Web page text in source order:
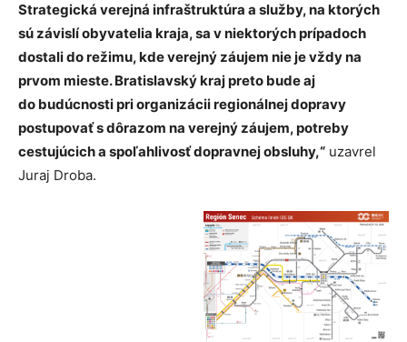
Strategická verejná infraštruktúra a služby, na ktorých
sú závislí obyvatelia kraja, sa v niektorých prípadoch
dostali do režimu, kde verejný záujem nie je vždy na
prvom mieste. Bratislavský kraj preto bude aj
do budúcnosti pri organizácii regionálnej dopravy
postupovať s dôrazom na verejný záujem, potreby
cestujúcich a spoľahlivosť dopravnej obsluhy,“ uzavrel
Juraj Droba.